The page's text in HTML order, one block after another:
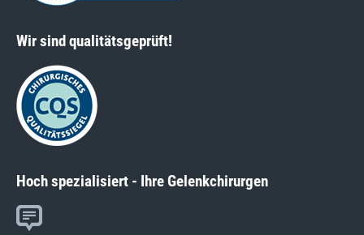
Wir sind qualitätsgeprüft!
Hoch spezialisiert - Ihre Gelenkchirurgen